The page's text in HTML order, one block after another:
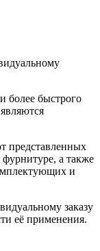
более быстрого
представленных
фурнитуре, а также
и
заказу
её применения.